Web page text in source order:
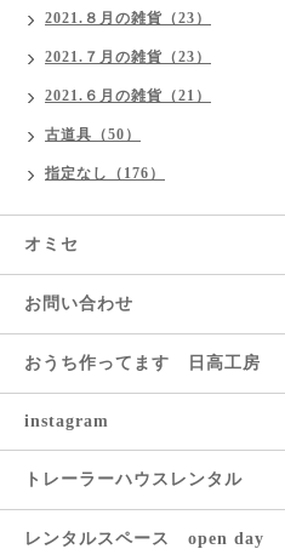
2021.８月の雑貨（23）
2021.７月の雑貨（23）
2021.６月の雑貨（21）
古道具（50）
指定なし（176）
オミセ
お問い合わせ
おうち作ってます 日高工房
instagram
トレーラーハウスレンタル
レンタルスペース open day